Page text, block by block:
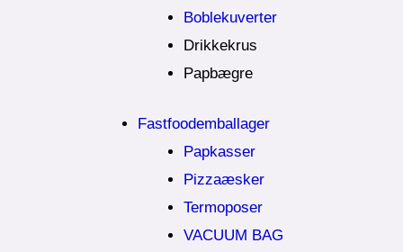
Boblekuverter
Drikkekrus
Papbægre
Fastfoodemballager
Papkasser
Pizzaæsker
Termoposer
VACUUM BAG